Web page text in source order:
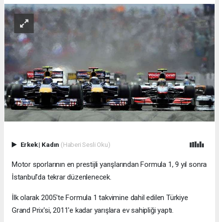
Erkek| Kadın (Haberi Sesli Oku)
Motor sporlarının en prestijli yarışlarından Formula 1, 9 yıl sonra
İstanbul'da tekrar düzenlenecek.
İlk olarak 2005'te Formula 1 takvimine dahil edilen Türkiye
Grand Prix'si, 2011'e kadar yarışlara ev sahipliği yaptı.